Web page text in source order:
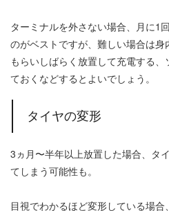
ターミナルを外さない場合、月に1
のがベストですが、難しい場合は
もらいしばらく放置して充電する
ておくなどするとよいでしょう。
タイヤの変形
3ヵ月〜半年以上放置した場合、タ
てしまう可能性も。
目視でわかるほど変形している場合